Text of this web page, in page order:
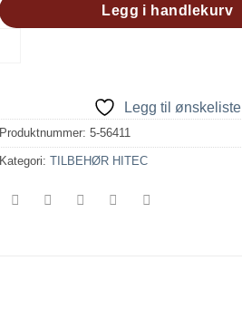
Legg i handlekurv
Legg til ønskeliste
Produktnummer:5-56411
Kategori:TILBEHØR HITEC